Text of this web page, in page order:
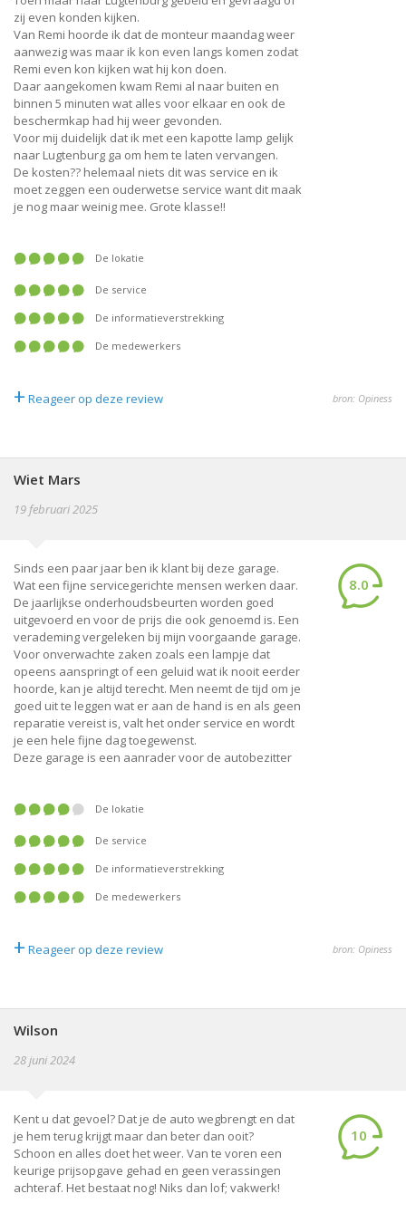
zij even konden kijken.
Van Remi hoorde ik dat de monteur maandag weer
aanwezig was maar ik kon even langs komen zodat
Remi even kon kijken wat hij kon doen.
Daar aangekomen kwam Remi al naar buiten en
binnen 5 minuten wat alles voor elkaar en ook de
beschermkap had hij weer gevonden.
Voor mij duidelijk dat ik met een kapotte lamp gelijk
naar Lugtenburg ga om hem te laten vervangen.
De kosten?? helemaal niets dit was service en ik
moet zeggen een ouderwetse service want dit maak
je nog maar weinig mee. Grote klasse!!
De lokatie
De service
De informatieverstrekking
De medewerkers
+ Reageer op deze review bron: Opiness
Wiet Mars
19 februari 2025
Sinds een paar jaar ben ik klant bij deze garage.
Wat een fijne servicegerichte mensen werken daar.
De jaarlijkse onderhoudsbeurten worden goed
uitgevoerd en voor de prijs die ook genoemd is. Een
verademing vergeleken bij mijn voorgaande garage.
Voor onverwachte zaken zoals een lampje dat
opeens aanspringt of een geluid wat ik nooit eerder
hoorde, kan je altijd terecht. Men neemt de tijd om je
goed uit te leggen wat er aan de hand is en als geen
reparatie vereist is, valt het onder service en wordt
je een hele fijne dag toegewenst.
Deze garage is een aanrader voor de autobezitter
8.0
De lokatie
De service
De informatieverstrekking
De medewerkers
+ Reageer op deze review bron: Opiness
Wilson
28 juni 2024
Kent u dat gevoel? Dat je de auto wegbrengt en dat
je hem terug krijgt maar dan beter dan ooit?
Schoon en alles doet het weer. Van te voren een
keurige prijsopgave gehad en geen verassingen
achteraf. Het bestaat nog! Niks dan lof; vakwerk!
10